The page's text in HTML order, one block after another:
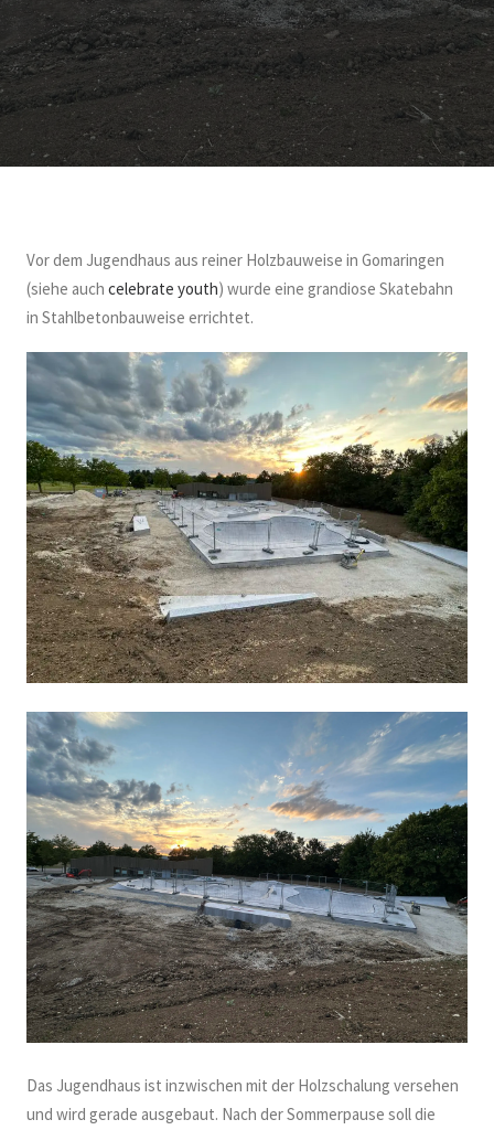
Vor dem Jugendhaus aus reiner Holzbauweise in Gomaringen
(siehe auch celebrate youth) wurde eine grandiose Skatebahn
in Stahlbetonbauweise errichtet.
Das Jugendhaus ist inzwischen mit der Holzschalung versehen
und wird gerade ausgebaut. Nach der Sommerpause soll die